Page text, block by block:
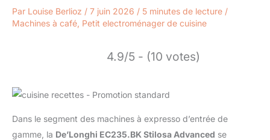
Par Louise Berlioz / 7 juin 2026 / 5 minutes de lecture /
Machines à café Petit electroménager de cuisine
4.9/5 - (10 votes)
Dans le segment des machines à expresso d’entrée de
gamme, la De’Longhi EC235.BK Stilosa Advanced se